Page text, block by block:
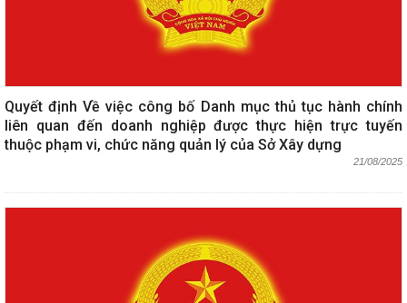
Quyết định Về việc công bố Danh mục thủ tục hành chính
liên quan đến doanh nghiệp được thực hiện trực tuyến
thuộc phạm vi, chức năng quản lý của Sở Xây dựng
21/08/2025